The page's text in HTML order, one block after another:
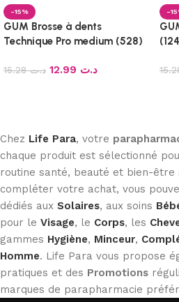
-15%
GUM Brosse à dents
Technique Pro medium (528)
د.ت15.28 د.ت
-
Chez Life Para, votre
chaque produit est sélectionné
routine santé, beauté et bien-être
compléter votre achat, vous
dédiés aux Solaires, aux soins
pour le Visage, le Corps, les
gammes Hygiène, Minceur,
Homme. Life Para vous propose
pratiques et des Promotions
marques de parapharmacie